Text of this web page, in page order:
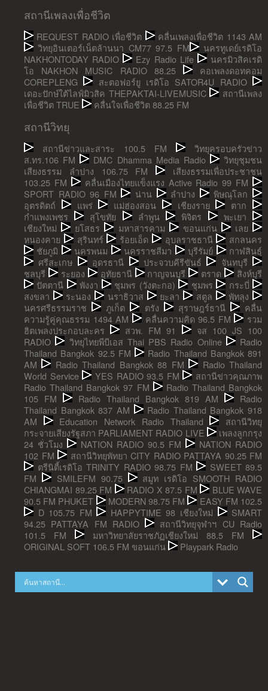
สถานีเพลงเพื่อชีวิต
REQUEST RADIO เพื่อชีวิต
คลื่นเพลงเพื่อชีวิต 1143 AM
วิทยุอินเตอร์เน็ตล้านนา CM77 97.5 FM
นครทูเดย์เรดิโอ
NAKHONTODAY RADIO
Ezy Radio Life
นครมิวสิคเรดิ
โอ NAKHON MUSIC RADIO 88.25
คอเพลงดอทคอม
COREPLENG
สะตอฟอร์ยู เรดิโอ SATOR4U RADIO
เดอะปักษ์ใต้ไลฟ์มิวสิค THEPAKTAI-LIVEMUSIC
สถานีเพลง
เพื่อชีวิต TRUE
คลื่นใจเพื่อชีวิต 88.25 FM
สถานีวิทยุ
สถานีข่าวและสาระ 100.5 FM
วิทยุครอบครัวข่าว
ส.ทร.106 FM
DMC Dhamma Media Radio
วิทยุชุมชน
เสียงธรรม ลำปาง 106.75 FM
เสียงธรรมเพื่อประชาชน
103.25 FM
คลื่นเมืองไทยแข็งแรง Active Radio 99 FM
SPORT RADIO 96 FM
น่าน ลำปาง
พิษณุโลก
อุตรดิตถ์
แพร่ แม่ฮ่องสอน เชียงราย
ตาก
กำแพงเพชร
สุโขทัย ลำพูน พิจิตร
พะเยา
เชียงใหม่
ยโสธร มหาสารคาม ขอนแก่น
เลย
หนองคาย
สุรินทร์ ร้อยเอ็ด อุบลราชธานี
สกลนคร
ชัยภูมิ
นครพนม นครราชสีมา บุรีรัมย์
กาฬสินธุ์
ศรีสะเกษ
อุดรธานี ประจวบคีรีขันธ์
จันทบุรี
ชลบุรี
ระยอง อุทัยธานี กาญจนบุรี ตราด
สิงห์บุรี
ปัตตานี
พังงา ชุมพร (วังตะกอ) ชุมพร
กระบี่
สงขลา
ระนอง นราธิวาส ยะลา สตูล
พัทลุง
นครศรีธรรมราช
ภูเก็ต ตรัง สุราษฎร์ธานี
คลื่น
ความรู้คู่คุณธรรม 1494 AM
คลื่นความคิด 96.5 FM
รวม
ฮิตเพลงประกอบละคร
สวพ. FM 91
จส 100 JS 100
RADIO
วิทยุไทยพีบีเอส Thai PBS Radio Online
Radio
Thailand Bangkok 92.5 FM
Radio Thailand Bangkok 891
AM
Radio Thailand Bangkok 88 FM
Radio Thailand
World Service
YES RADIO 93.5 FM
สถานีข่าวคุณภาพ
Radio Thailand Bangkok 97 FM
Radio Thailand Bangkok
105 FM
Radio Thailand Bangkok 819 AM
Radio
Thailand Bangkok 837 AM
Radio Thailand Bangkok 918
AM
Education Network Radio Thailand
สถานีวิทยุ
กระจายเสียงรัฐสภา PARLIAMENT RADIO LIVE
เพลงลูกกรุง
24 ชั่วโมง
NATION RADIO 90.5 FM
NATION RADIO
102 FM
สถานีวิทยุพัทยา CITY RADIO PATTAYA 90.25 FM
ตรีนิตี้เรดิโอ TRINITY RADIO 98.75 FM
SWEET 89.5
FM
SMILEFM 90.75
สมูท เรดิโอ SMOOTH RADIO
CHIANGMAI 89.25 FM
RADIO X 87.5 FM
BLUE WAVE
90.5 FM PHUKET
MODERN 98.75 FM
EASY FM 102.5
D 105.75 FM
HAPPYTIME 98 เชียงใหม่
SMART
94.25 PATTAYA FM RADIO
สถานีวิทยุจุฬาฯ CU Radio
101.5 FM
มหาวิทยาลัยราชภัฏเชียงใหม่ 88.5 FM
ORIGINAL SOFT 106.5 FM ขอนแก่น
Playpark Radio